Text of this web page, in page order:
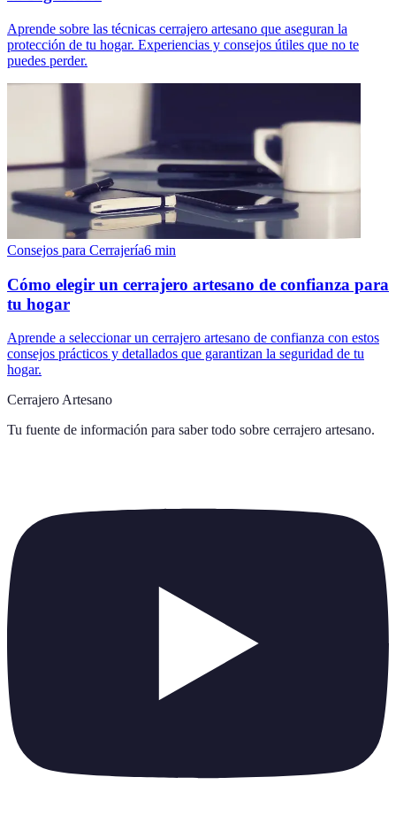
Aprende sobre las técnicas cerrajero artesano que aseguran la
protección de tu hogar. Experiencias y consejos útiles que no te
puedes perder.
Consejos para Cerrajería6 min
Cómo elegir un cerrajero artesano de confianza para
tu hogar
Aprende a seleccionar un cerrajero artesano de confianza con estos
consejos prácticos y detallados que garantizan la seguridad de tu
hogar.
Cerrajero Artesano
Tu fuente de información para saber todo sobre cerrajero artesano.